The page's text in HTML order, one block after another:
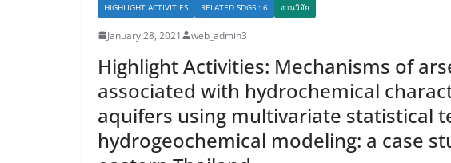
HIGHLIGHT ACTIVITIES RELATED SDGS : 6 งานวิจัย
January 28, 2021 web_admin3
Highlight Activities: Mechanisms of
associated with hydrochemical
aquifers using multivariate statistical
hydrogeochemical modeling: a case